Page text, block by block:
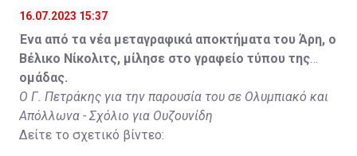
16.07.2023 15:37
Ένα από τα νέα μεταγραφικά αποκτήματα του Άρη, ο
Βέλικο Νίκολιτς, μίλησε στο γραφείο τύπου της
ομάδας.
Ο Γ. Πετράκης για την παρουσία του σε Ολυμπιακό και
Απόλλωνα - Σχόλιο για Ουζουνίδη
Δείτε το σχετικό βίντεο: